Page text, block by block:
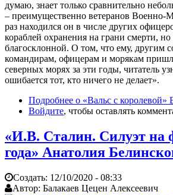
думаю, знает только сравнительно
– преимущественно ветеранов Военно-
раз находился он в числе других
кораблей охранения на грани смерти,
благосклонной. О том, что ему, другим
командирам, офицерам и морякам
северных морях за эти годы, читатель
ошибается тот, кто ничего не делает».
Подробнее о «Вальс с
Войдите, чтобы оставлять
«И.В. Сталин. Силуэт на
года» Анатолия
Создать: 12/10/2020 - 08:33
Автор: Балакаев Цецен Алексеевич